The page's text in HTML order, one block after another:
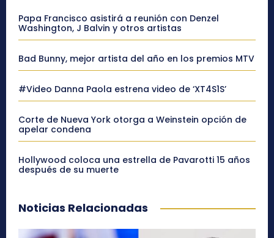
Papa Francisco asistirá a reunión con Denzel
Washington, J Balvin y otros artistas
Bad Bunny, mejor artista del año en los premios MTV
#Video Danna Paola estrena video de ‘XT4S1S’
Corte de Nueva York otorga a Weinstein opción de
apelar condena
Hollywood coloca una estrella de Pavarotti 15 años
después de su muerte
Noticias Relacionadas